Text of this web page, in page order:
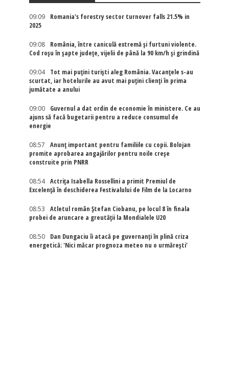
09:09
Romania's forestry sector turnover falls 21.5% in
2025
09:08
România, între caniculă extremă și furtuni violente.
Cod roșu în șapte județe, vijelii de până la 90 km/h și grindină
09:04
Tot mai puțini turiști aleg România. Vacanțele s-au
scurtat, iar hotelurile au avut mai puțini clienți în prima
jumătate a anului
09:00
Guvernul a dat ordin de economie în ministere. Ce au
ajuns să facă bugetarii pentru a reduce consumul de
energie
08:57
Anunț important pentru familiile cu copii. Bolojan
promite aprobarea angajărilor pentru noile creșe
construite prin PNRR
08:54
Actriţa Isabella Rossellini a primit Premiul de
Excelenţă în deschiderea Festivalului de Film de la Locarno
08:53
Atletul român Ștefan Ciobanu, pe locul 8 în finala
probei de aruncare a greutății la Mondialele U20
08:50
Dan Dungaciu îi atacă pe guvernanți în plină criza
energetică: 'Nici măcar prognoza meteo nu o urmărești'